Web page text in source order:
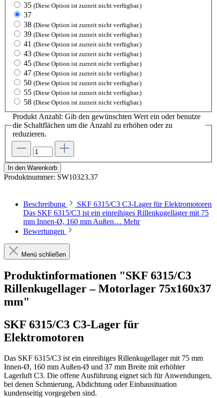
35 (Diese Option ist zurzeit nicht verfügbar.)
37
38 (Diese Option ist zurzeit nicht verfügbar.)
39 (Diese Option ist zurzeit nicht verfügbar.)
41 (Diese Option ist zurzeit nicht verfügbar.)
43 (Diese Option ist zurzeit nicht verfügbar.)
45 (Diese Option ist zurzeit nicht verfügbar.)
47 (Diese Option ist zurzeit nicht verfügbar.)
50 (Diese Option ist zurzeit nicht verfügbar.)
55 (Diese Option ist zurzeit nicht verfügbar.)
58 (Diese Option ist zurzeit nicht verfügbar.)
Produkt Anzahl: Gib den gewünschten Wert ein oder benutze
die Schaltflächen um die Anzahl zu erhöhen oder zu
reduzieren.
In den Warenkorb
Produktnummer: SW10323.37
Beschreibung
SKF 6315/C3 C3-Lager für Elektromotoren
Das SKF 6315/C3 ist ein einreihiges Rillenkugellager mit 75
mm Innen-Ø, 160 mm Außen… Mehr
Bewertungen
Menü schließen
Produktinformationen "SKF 6315/C3
Rillenkugellager – Motorlager 75x160x37
mm"
SKF 6315/C3 C3-Lager für
Elektromotoren
Das SKF 6315/C3 ist ein einreihiges Rillenkugellager mit 75 mm
Innen-Ø, 160 mm Außen-Ø und 37 mm Breite mit erhöhter
Lagerluft C3. Die offene Ausführung eignet sich für Anwendungen,
bei denen Schmierung, Abdichtung oder Einbausituation
kundenseitig vorgegeben sind.